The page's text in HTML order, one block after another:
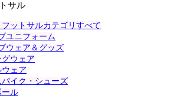
サル
ットサルカテゴリすべて
ユニフォーム
ウェア＆グッズ
グウェア
ェア
イク・シューズ
ール